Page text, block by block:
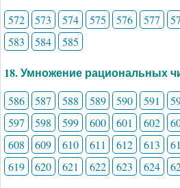
572 573 574 575 576 577
583
584 585
18. Умножение рациональных
586 587 588 589 590 591
597
598 599 600 601 602
608
609 610 611 612 613
619
620 621 622 623 624